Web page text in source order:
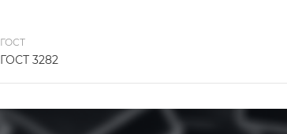
ГОСТ
ГОСТ 3282